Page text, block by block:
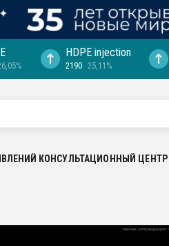
HDPE injection
2190 25,11%
КОНСУЛЬТАЦИОННЫЙ ЦЕНТР